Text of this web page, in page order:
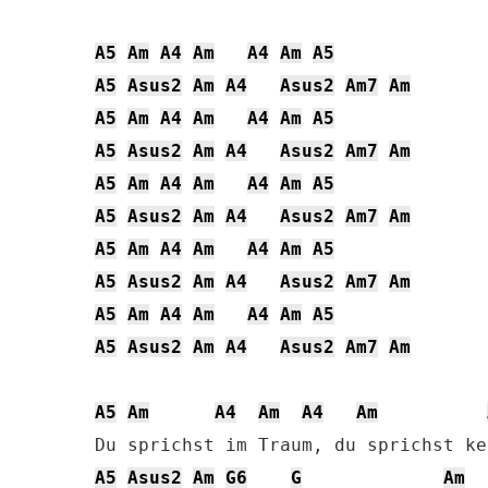
A5 Am A4 Am A4 Am A5
A5 Asus2 Am A4 Asus2 Am7 Am
A5 Am A4 Am A4 Am A5
A5 Asus2 Am A4 Asus2 Am7 Am
A5 Am A4 Am A4 Am A5
A5 Asus2 Am A4 Asus2 Am7 Am
A5 Am A4 Am A4 Am A5
A5 Asus2 Am A4 Asus2 Am7 Am
A5 Am A4 Am A4 Am A5
A5 Asus2 Am A4 Asus2 Am7 Am
A5 Am A4 Am A4 Am
A5 Asus2 Am G6 G Am